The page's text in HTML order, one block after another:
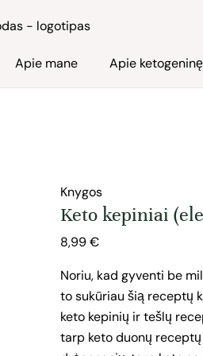
Apie mane Apie
Knygos
Keto kepiniai
8,99€
Noriu, kad gyventi be
to sukūriau šią receptų
keto kepinių ir tešlų
tarp keto duonų
kiekis:
kepiniai